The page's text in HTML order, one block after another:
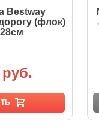
Bestway
(флок)